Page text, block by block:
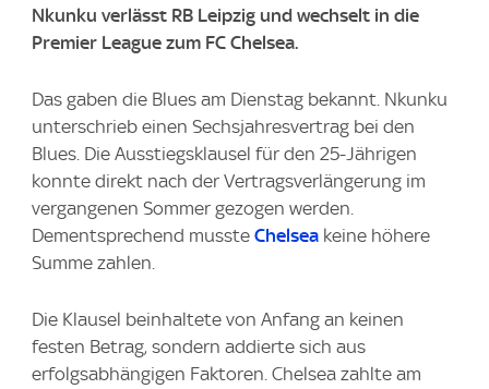
Nkunku verlässt RB Leipzig und wechselt in die
Premier League zum FC Chelsea.
Das gaben die Blues am Dienstag bekannt. Nkunku
unterschrieb einen Sechsjahresvertrag bei den
Blues. Die Ausstiegsklausel für den 25-Jährigen
konnte direkt nach der Vertragsverlängerung im
vergangenen Sommer gezogen werden.
Dementsprechend musste Chelsea keine höhere
Summe zahlen.
Die Klausel beinhaltete von Anfang an keinen
festen Betrag, sondern addierte sich aus
erfolgsabhängigen Faktoren. Chelsea zahlte am